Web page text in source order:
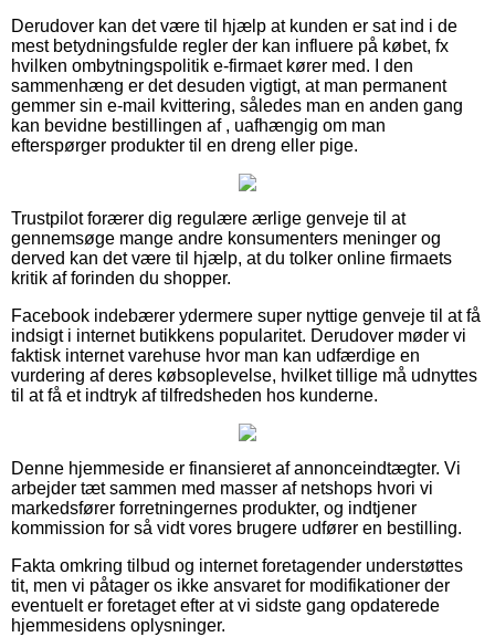
Derudover kan det være til hjælp at kunden er sat ind i de
mest betydningsfulde regler der kan influere på købet, fx
hvilken ombytningspolitik e-firmaet kører med. I den
sammenhæng er det desuden vigtigt, at man permanent
gemmer sin e-mail kvittering, således man en anden gang
kan bevidne bestillingen af , uafhængig om man
efterspørger produkter til en dreng eller pige.
Trustpilot forærer dig regulære ærlige genveje til at
gennemsøge mange andre konsumenters meninger og
derved kan det være til hjælp, at du tolker online firmaets
kritik af forinden du shopper.
Facebook indebærer ydermere super nyttige genveje til at få
indsigt i internet butikkens popularitet. Derudover møder vi
faktisk internet varehuse hvor man kan udfærdige en
vurdering af deres købsoplevelse, hvilket tillige må udnyttes
til at få et indtryk af tilfredsheden hos kunderne.
Denne hjemmeside er finansieret af annonceindtægter. Vi
arbejder tæt sammen med masser af netshops hvori vi
markedsfører forretningernes produkter, og indtjener
kommission for så vidt vores brugere udfører en bestilling.
Fakta omkring tilbud og internet foretagender understøttes
tit, men vi påtager os ikke ansvaret for modifikationer der
eventuelt er foretaget efter at vi sidste gang opdaterede
hjemmesidens oplysninger.